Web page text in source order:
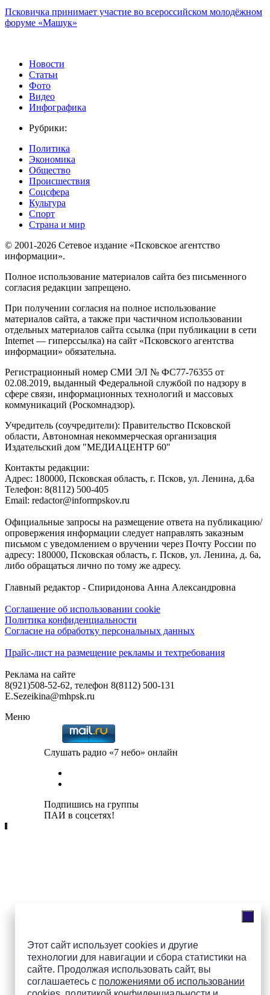
Этот сайт использует cookies и другие
технологии для навигации и сбора статистики на
сайте. Продолжая использовать сайт, вы
соглашаетесь с положениями об использовании
Псковичка принимает участие во всероссийском молодёжном
форуме «Машук»
Новости
Статьи
Фото
Видео
Инфографика
Рубрики:
Политика
Экономика
Общество
Происшествия
Соцсфера
Культура
Спорт
Страна и мир
© 2001-2026 Сетевое издание «Псковское агентство
информации».
Полное использование материалов сайта без письменного
согласия редакции запрещено.
При получении согласия на полное использование
материалов сайта, а также при частичном использовании
отдельных материалов сайта ссылка (при публикации в сети
Internet — гиперссылка) на сайт «Псковского агентства
информации» обязательна.
Регистрационный номер СМИ ЭЛ № ФС77-76355 от
02.08.2019, выданный Федеральной службой по надзору в
сфере связи, информационных технологий и массовых
коммуникаций (Роскомнадзор).
Учредитель (соучредители): Правительство Псковской
области, Автономная некоммерческая организация
Издательский дом "МЕДИАЦЕНТР 60"
Контакты редакции:
Адреc: 180000, Псковская область, г. Псков, ул. Ленина, д.6а
Телефон: 8(8112) 500-405
Email: redactor@informpskov.ru
Официальные запросы на размещение ответа на публикацию/
опровержения информации следует направлять заказным
письмом с уведомлением о вручении через Почту России по
адресу: 180000, Псковская область, г. Псков, ул. Ленина, д. 6а,
либо обращаться лично по тому же адресу.
Главный редактор - Спиридонова Анна Александровна
Соглашение об использовании cookie
Политика конфиденциальности
Согласие на обработку персональных данных
Прайс-лист на размещение рекламы и техтребования
Реклама на сайте
8(921)508-52-62, телефон 8(8112) 500-131
E.Sezeikina@mhpsk.ru
Меню
Слушать радио «7 небо» онлайн
Подпишись на группы
ПАИ в соцсетях!